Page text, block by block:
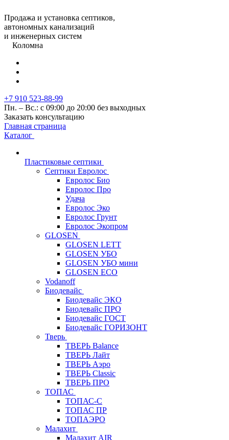
Продажа и установка септиков,
автономных канализаций
и инженерных систем
Коломна
+7 910 523-88-99
Пн. – Вс.: с 09:00 до 20:00 без выходных
Заказать консультацию
Главная страница
Каталог
Пластиковые септики
Септики Евролос
Евролос Био
Евролос Про
Удача
Евролос Эко
Евролос Грунт
Евролос Экопром
GLOSEN
GLOSEN LETT
GLOSEN УБО
GLOSEN УБО мини
GLOSEN ECO
Vodanoff
Биодевайс
Биодевайс ЭКО
Биодевайс ПРО
Биодевайс ГОСТ
Биодевайс ГОРИЗОНТ
Тверь
ТВЕРЬ Balance
ТВЕРЬ Лайт
ТВЕРЬ Аэро
ТВЕРЬ Classic
ТВЕРЬ ПРО
ТОПАС
ТОПАС-С
ТОПАС ПР
ТОПАЭРО
Малахит
Малахит AIR